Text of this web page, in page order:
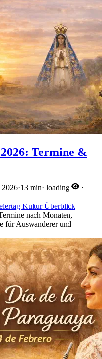
Termine &
2026·13 min· loading
·
KulturÜberblick
nach Monaten,
für Auswanderer und